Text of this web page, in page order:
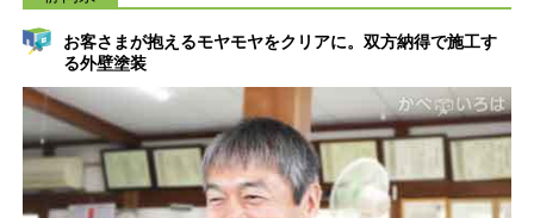
お客さまが抱えるモヤモヤをクリアに。双方納得で施工す
る外壁塗装